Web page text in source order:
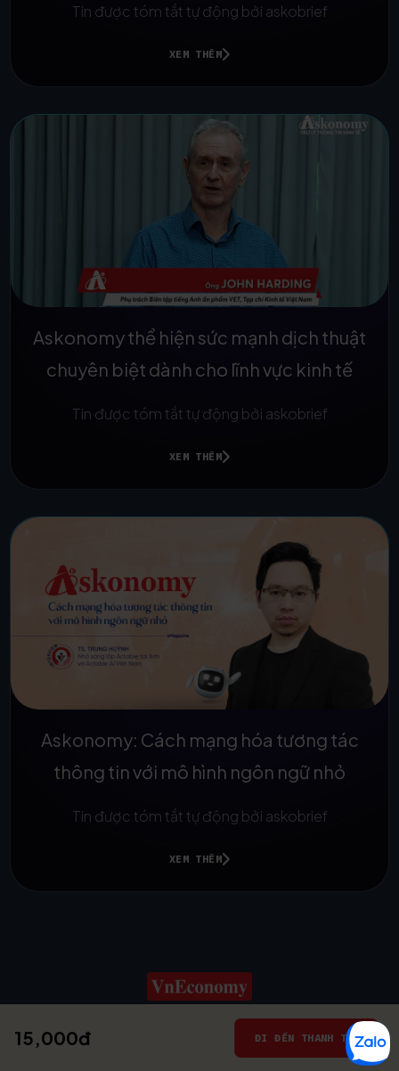
15,000đ ĐI ĐẾN THANH TOÁN
Tin được tóm tắt tự động bởi askobrief
XEM THÊM
Askonomy thể hiện sức mạnh dịch thuật
chuyên biệt dành cho lĩnh vực kinh tế
Tin được tóm tắt tự động bởi askobrief
XEM THÊM
Askonomy: Cách mạng hóa tương tác
thông tin với mô hình ngôn ngữ nhỏ
Tin được tóm tắt tự động bởi askobrief
XEM THÊM
© 2025